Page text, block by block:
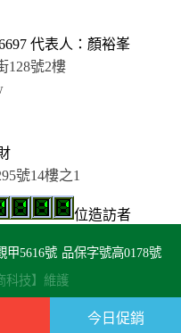
今日促銷
代表人：顏裕峯
128號2樓
號14樓之1
位造訪者
甲5616號 品保字號高0178號
科技】維護